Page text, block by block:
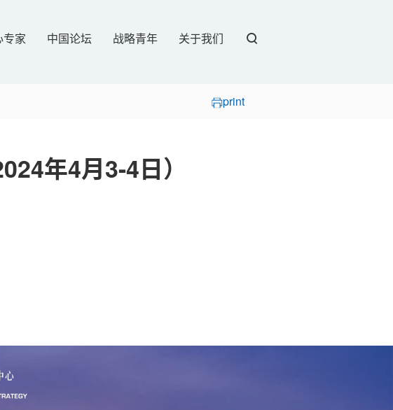
专家 中国论坛 战略青年 关于我们
print
年4月3-4日）